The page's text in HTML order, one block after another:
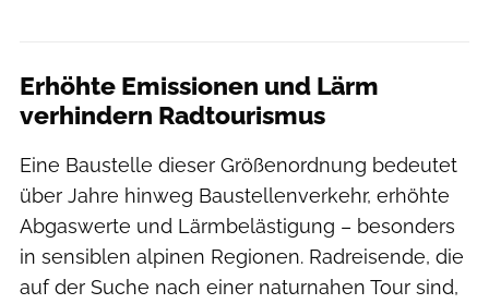
Erhöhte Emissionen und Lärm
verhindern Radtourismus
Eine Baustelle dieser Größenordnung bedeutet
über Jahre hinweg Baustellenverkehr, erhöhte
Abgaswerte und Lärmbelästigung – besonders
in sensiblen alpinen Regionen. Radreisende, die
auf der Suche nach einer naturnahen Tour sind,